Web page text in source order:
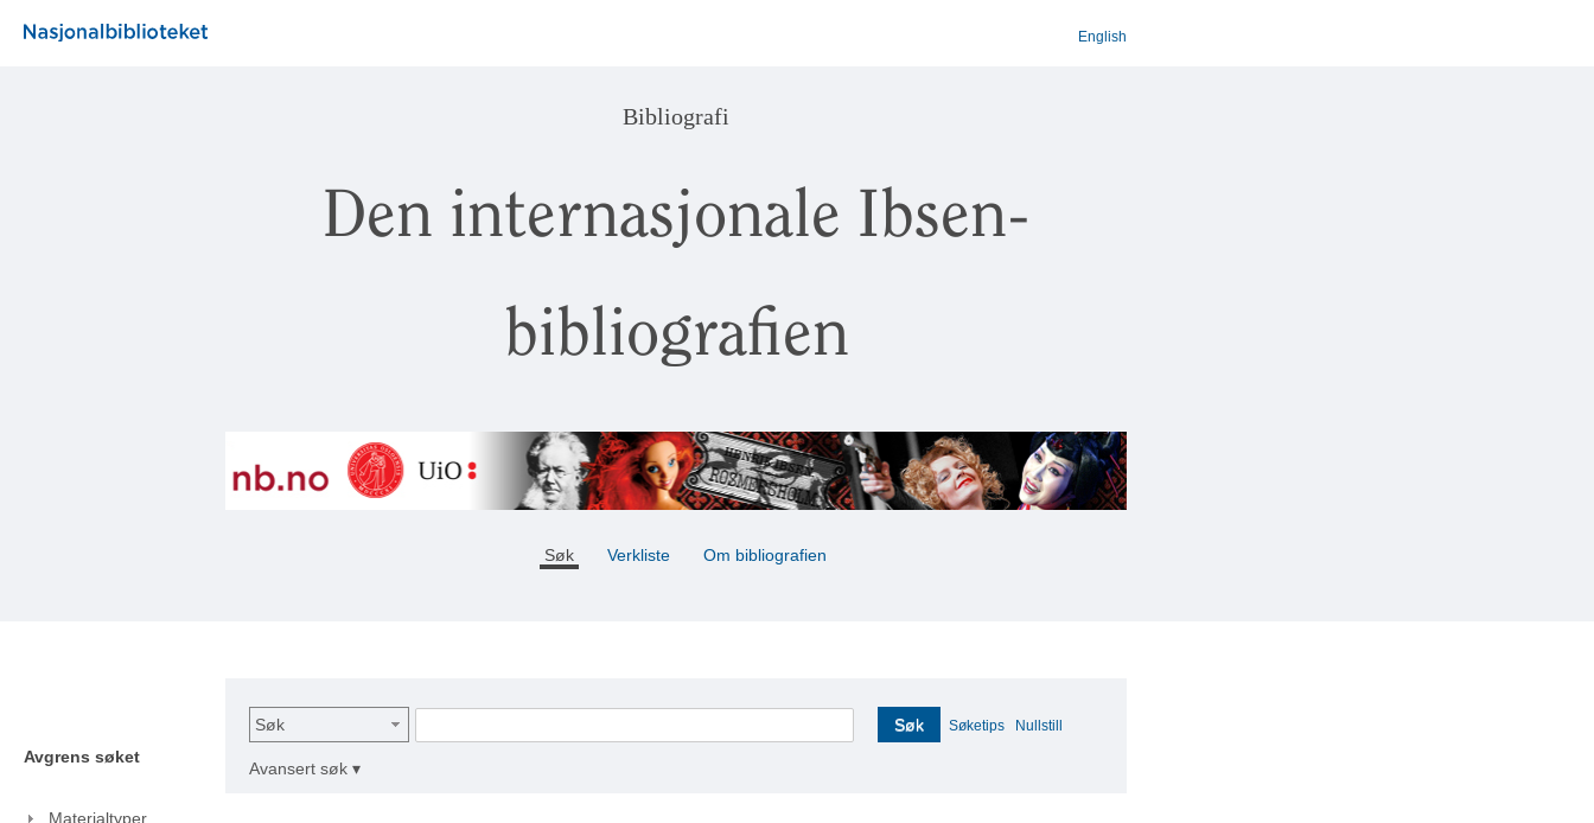
English
Bibliografi
Den internasjonale Ibsen-
bibliografien
Søk Verkliste Om bibliografien
Avgrens søket
Materialtyper
Søk Søk Søketips Nullstill
Avansert søk ▾